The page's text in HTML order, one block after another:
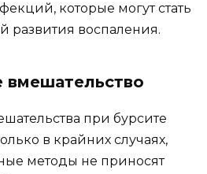
которые могут стать
развития воспаления.
вмешательство
при бурсите
в крайних случаях,
методы не приносят